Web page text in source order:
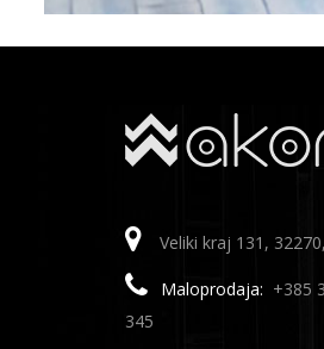
Veliki kraj 131,
Maloprodaja: +385
345